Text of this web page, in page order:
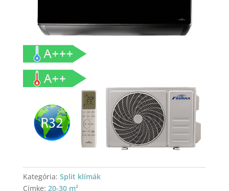
Kategória: Split klímák
Címke: 20-30 m²